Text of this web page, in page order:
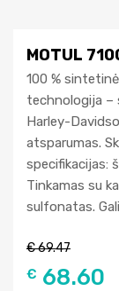
MOTUL
100 %
technologija –
Harley-
atsparumas.
specifikacijas:
Tinkamas su
sulfonatas.
€69.47
€ 68.60